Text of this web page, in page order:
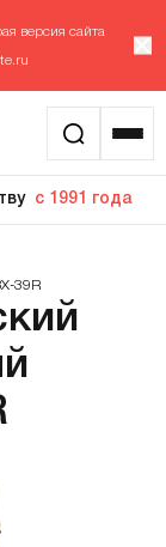
версия сайта
с 1991 года
39R